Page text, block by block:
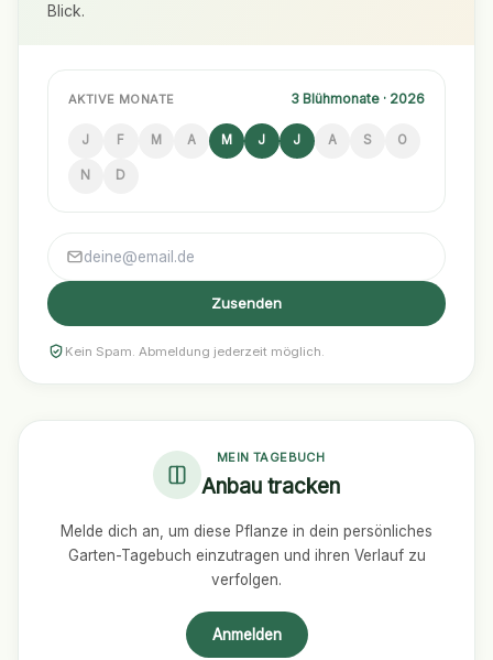
Blick.
AKTIVE MONATE 3 Blühmonate · 2026
J F M A M J J A S O
N D
Zusenden
Kein Spam. Abmeldung jederzeit möglich.
MEIN TAGEBUCH
Anbau tracken
Melde dich an, um diese Pflanze in dein persönliches
Garten-Tagebuch einzutragen und ihren Verlauf zu
verfolgen.
Anmelden